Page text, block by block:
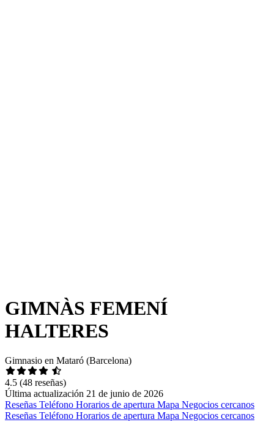
GIMNÀS FEMENÍ
HALTERES
Gimnasio en Mataró (Barcelona)
4.5 (48 reseñas)
Última actualización 21 de junio de 2026
Reseñas Teléfono Horarios de apertura Mapa Negocios cercanos
Reseñas Teléfono Horarios de apertura Mapa Negocios cercanos